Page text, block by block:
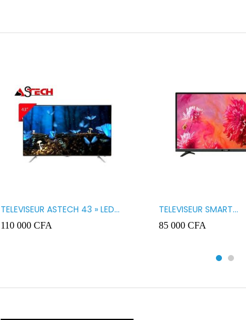
TELEVISEUR ASTECH 43 » LED
43OD15
110 000 CFA
TELEVISEUR SMART
TECHNOLOGY 32 »
32STT5032SA
85 000 CFA